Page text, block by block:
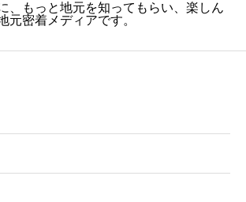
、もっと地元を知ってもらい、楽しん
元密着メディアです。